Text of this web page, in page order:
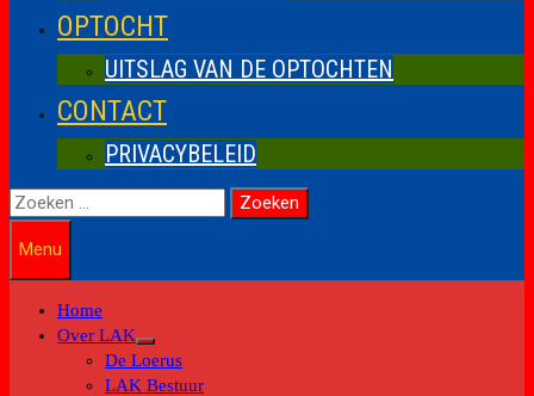
OPTOCHT
UITSLAG VAN DE OPTOCHTEN
CONTACT
PRIVACYBELEID
Zoeken
naar:
Menu
Home
Over LAK
Toon
submenu
De Loerus
LAK Bestuur